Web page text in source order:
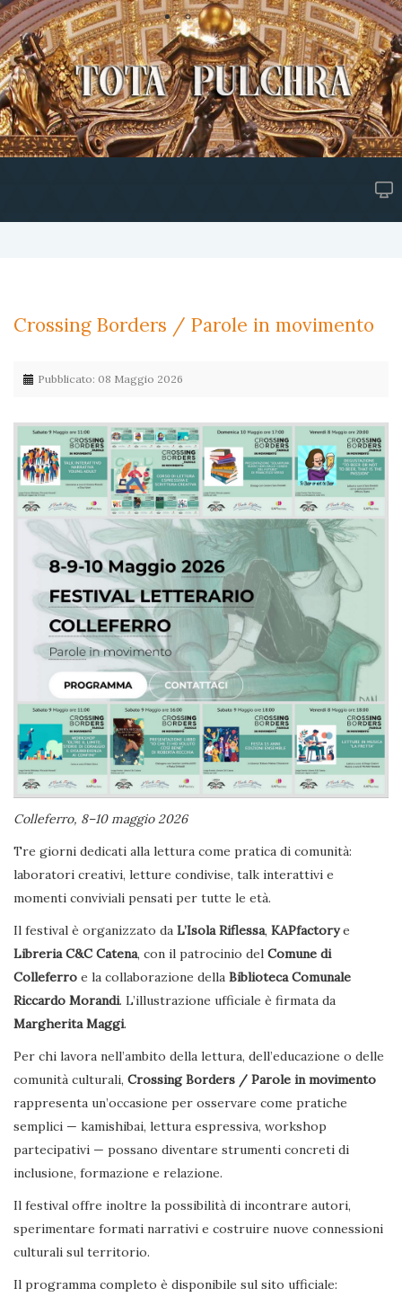
Crossing Borders / Parole in movimento
Pubblicato: 08 Maggio 2026
Colleferro, 8–10 maggio 2026
Tre giorni dedicati alla lettura come pratica di comunità:
laboratori creativi, letture condivise, talk interattivi e
momenti conviviali pensati per tutte le età.
Il festival è organizzato da L’Isola Riflessa, KAPfactorye
Libreria C&C Catena, con il patrocinio del Comune di
Colleferro e la collaborazione della Biblioteca Comunale
Riccardo Morandi. L’illustrazione ufficiale è firmata da
Margherita Maggi.
Per chi lavora nell’ambito della lettura, dell’educazione o delle
comunità culturali, Crossing Borders / Parole in movimento
rappresenta un’occasione per osservare come pratiche
semplici — kamishibai, lettura espressiva, workshop
partecipativi — possano diventare strumenti concreti di
inclusione, formazione e relazione.
Il festival offre inoltre la possibilità di incontrare autori,
sperimentare formati narrativi e costruire nuove connessioni
culturali sul territorio.
Il programma completo è disponibile sul sito ufficiale: